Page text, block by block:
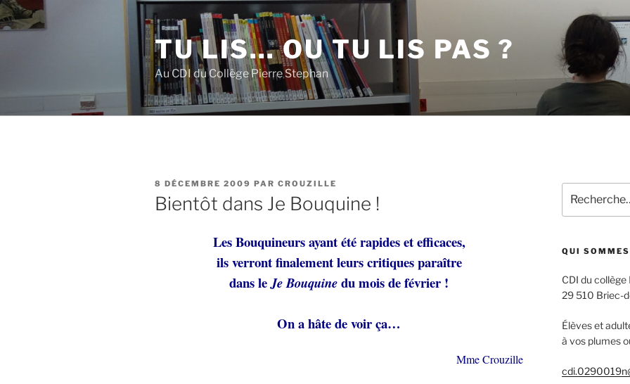
Aller
au
TU LIS… OU TU LIS PAS ?
Au CDI du Collège Pierre Stephan
PUBLIÉ
LE
8 DÉCEMBRE 2009 PAR CROUZILLE
Bientôt dans Je Bouquine !
Les Bouquineurs ayant été rapides et efficaces,
ils verront finalement leurs critiques paraître
dans leJe Bouquinedu mois de février !
On a hâte de voir ça…
Mme Crouzille
pour
:
QUI
CDI du
29 510 Briec-
Élèves et
à vos plumes